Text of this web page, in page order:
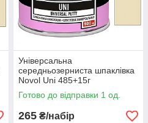
Універсальна
середньозерниста шпаклівка
Novol Uni 485+15г
Готово до відправки 1 од.
265 ₴/набір